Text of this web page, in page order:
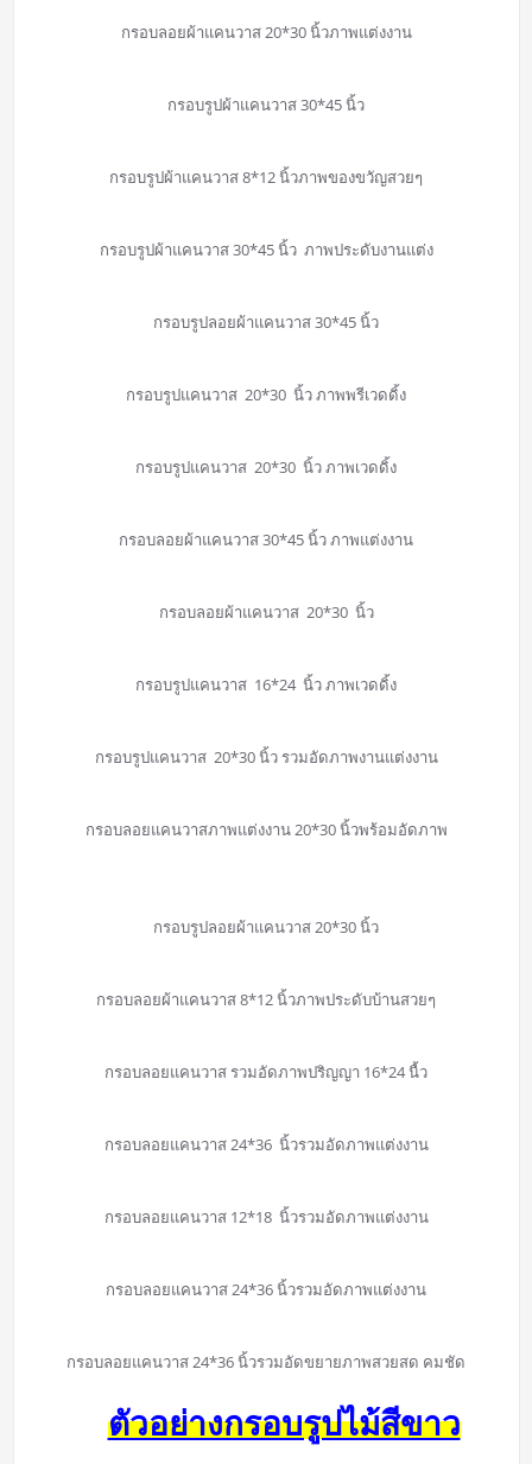
กรอบลอยผ้าแคนวาส 20*30 นิ้วภาพแต่งงาน
กรอบรูปผ้าแคนวาส 30*45 นิ้ว
กรอบรูปผ้าแคนวาส 8*12 นิ้วภาพของขวัญสวยๆ
กรอบรูปผ้าแคนวาส 30*45 นิ้ว ภาพประดับงานแต่ง
กรอบรูปลอยผ้าแคนวาส 30*45 นิ้ว
กรอบรูปแคนวาส 20*30 นิ้ว ภาพพรีเวดดิ้ง
กรอบรูปแคนวาส 20*30 นิ้ว ภาพเวดดิ้ง
กรอบลอยผ้าแคนวาส 30*45 นิ้ว ภาพแต่งงาน
กรอบลอยผ้าแคนวาส 20*30 นิ้ว
กรอบรูปแคนวาส 16*24 นิ้ว ภาพเวดดิ้ง
กรอบรูปแคนวาส 20*30 นิ้ว รวมอัดภาพงานแต่งงาน
กรอบลอยแคนวาสภาพแต่งงาน 20*30 นิ้วพร้อมอัดภาพ
กรอบรูปลอยผ้าแคนวาส 20*30 นิ้ว
กรอบลอยผ้าแคนวาส 8*12 นิ้วภาพประดับบ้านสวยๆ
กรอบลอยแคนวาส รวมอัดภาพปริญญา 16*24 นื้ว
กรอบลอยแคนวาส 24*36 นิ้วรวมอัดภาพแต่งงาน
กรอบลอยแคนวาส 12*18 นิ้วรวมอัดภาพแต่งงาน
กรอบลอยแคนวาส 24*36 นิ้วรวมอัดภาพแต่งงาน
กรอบลอยแคนวาส 24*36 นิ้วรวมอัดขยายภาพสวยสด คมชัด
ตัวอย่างกรอบรูปไม้สีขาว